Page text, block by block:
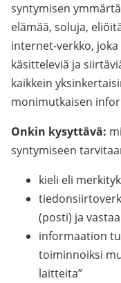
syntymisen
elämää, soluja,
internet-verkko,
käsitteleviä ja
kaikkein
monimutkaisen
Onkin kysyttävä:
syntymiseen
kieli eli
(posti) ja
informaation
toiminnoiksi
laitteita”